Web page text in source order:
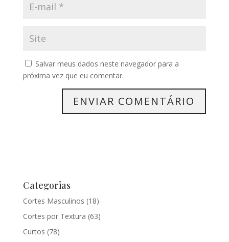
Salvar meus dados neste navegador para a
próxima vez que eu comentar.
Categorias
Cortes Masculinos (18)
Cortes por Textura (63)
Curtos (78)